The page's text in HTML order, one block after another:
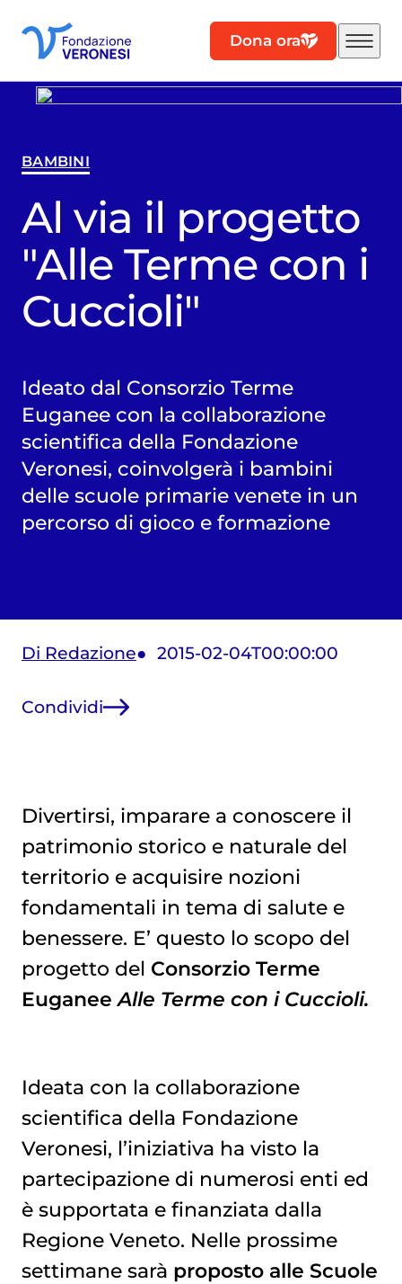
Dona ora
BAMBINI
Al via il progetto
"Alle Terme con i
Cuccioli"
Ideato dal Consorzio Terme
Euganee con la collaborazione
scientifica della Fondazione
Veronesi, coinvolgerà i bambini
delle scuole primarie venete in un
percorso di gioco e formazione
Di Redazione 2015-02-04T00:00:00
Condividi
Divertirsi, imparare a conoscere il
patrimonio storico e naturale del
territorio e acquisire nozioni
fondamentali in tema di salute e
benessere. E’ questo lo scopo del
progetto del Consorzio Terme
Euganee Alle Terme con i Cuccioli.
Ideata con la collaborazione
scientifica della Fondazione
Veronesi, l’iniziativa ha visto la
partecipazione di numerosi enti ed
è supportata e finanziata dalla
Regione Veneto. Nelle prossime
settimane sarà proposto alle Scuole